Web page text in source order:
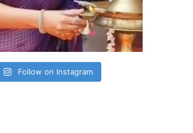
Follow on Instagram